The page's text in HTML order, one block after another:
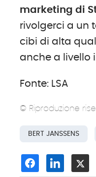
marketing di
rivolgerci a un
cibi di alta
anche a livello
Fonte: LSA
© Riproduzione
BERT JANSSENS